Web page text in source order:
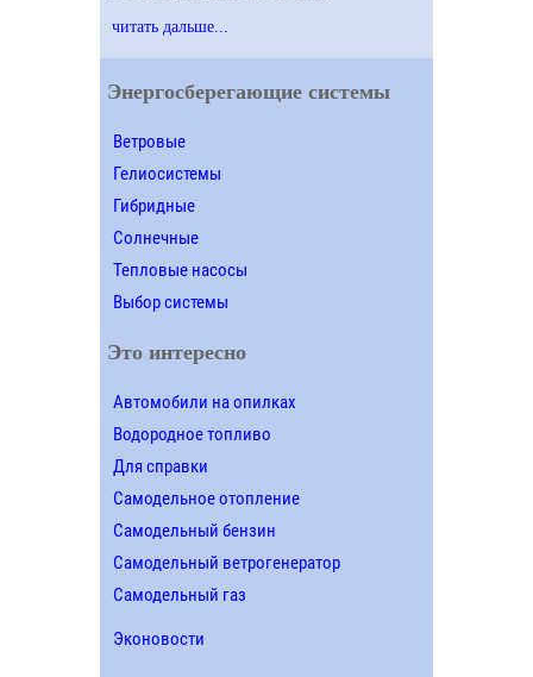
читать дальше...
Энергосберегающие системы
Ветровые
Гелиосистемы
Гибридные
Солнечные
Тепловые насосы
Выбор системы
Это интересно
Автомобили на опилках
Водородное топливо
Для справки
Самодельное отопление
Самодельный бензин
Самодельный ветрогенератор
Самодельный газ
Эконовости